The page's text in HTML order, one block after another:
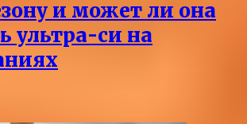
и может ли она
ультра-си на